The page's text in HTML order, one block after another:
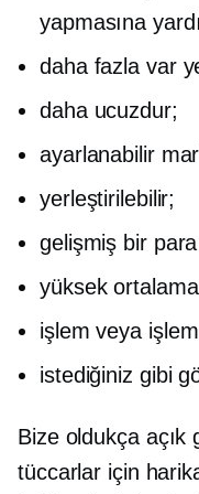
yapmasına
daha fazla var
daha ucuzdur;
ayarlanabilir
yerleştirilebilir;
gelişmiş bir
yüksek
işlem veya
istediğiniz gibi
Bize oldukça açık
tüccarlar için